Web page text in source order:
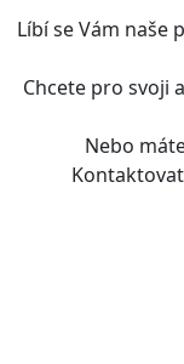
Líbí se Vám naše
Chcete pro svoji
Nebo